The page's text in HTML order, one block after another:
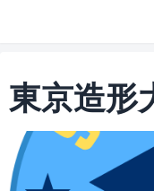
東京造形